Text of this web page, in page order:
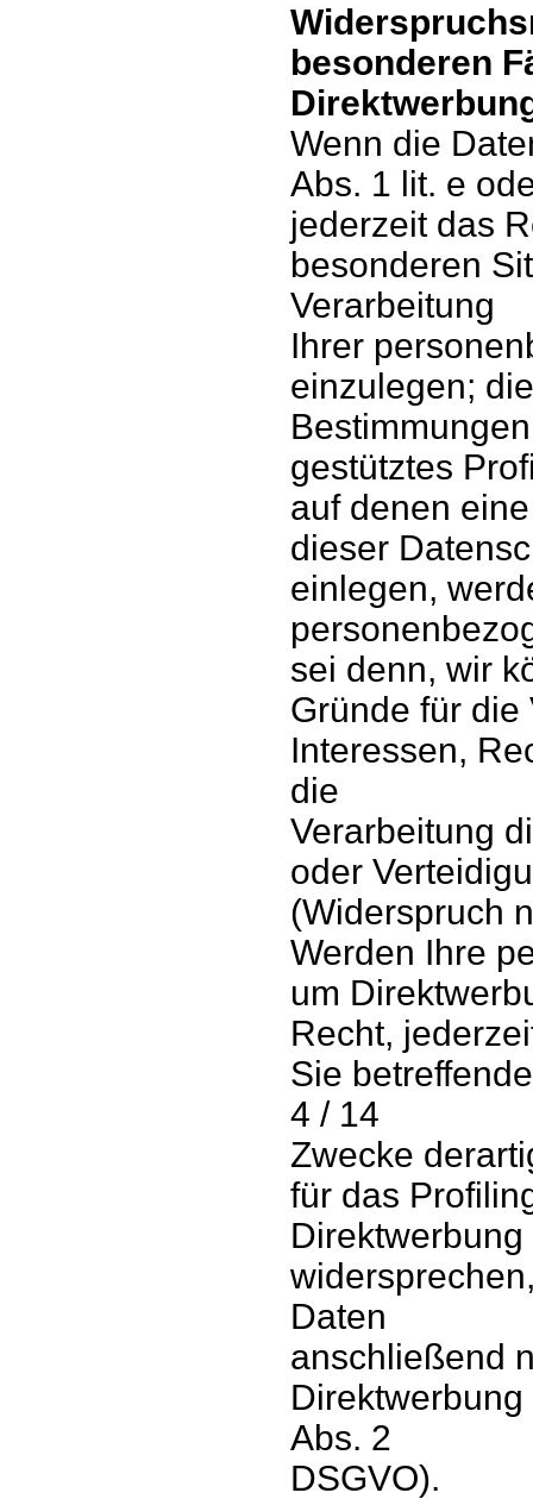
besonderen
Wenn die
Abs. 1 lit. e
jederzeit das
besonderen
Verarbeitung
Ihrer
einzulegen;
Bestimmungen
gestütztes
auf denen
dieser
einlegen,
sei denn, wir
Gründe für
Interessen,
die
Verarbeitung
oder
(Widerspruch
Werden Ihre
um
Recht,
Sie
4 / 14
Zwecke
für das
Daten
anschließend
Abs. 2
DSGVO).